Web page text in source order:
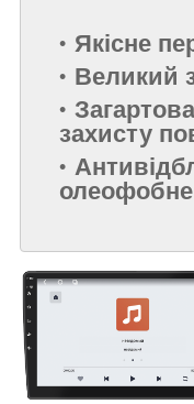
Якісне
Великий
захисту